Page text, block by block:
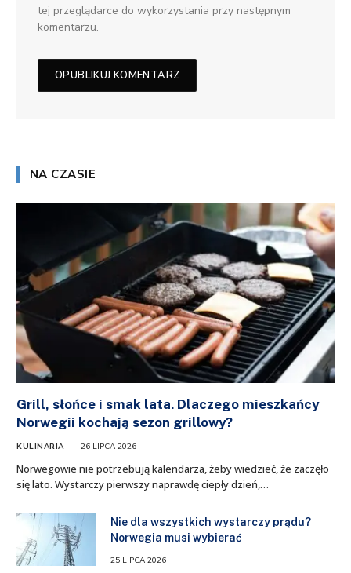
tej przeglądarce do wykorzystania przy następnym
komentarzu.
NA CZASIE
Grill, słońce i smak lata. Dlaczego mieszkańcy
Norwegii kochają sezon grillowy?
KULINARIA 26 LIPCA 2026
Norwegowie nie potrzebują kalendarza, żeby wiedzieć, że zaczęło
się lato. Wystarczy pierwszy naprawdę ciepły dzień,…
Nie dla wszystkich wystarczy prądu?
Norwegia musi wybierać
25 LIPCA 2026